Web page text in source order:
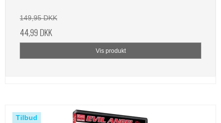
149,95 DKK
44,99 DKK
Vis produkt
Tilbud